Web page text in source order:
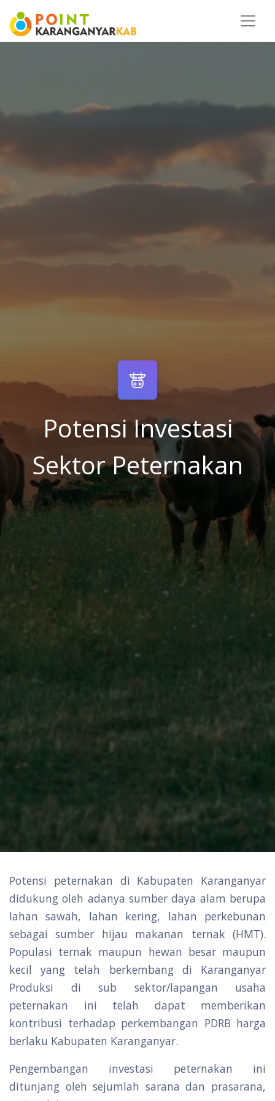
Potensi Investasi
Sektor Peternakan
Potensi peternakan di Kabupaten Karanganyar
didukung oleh adanya sumber daya alam berupa
lahan sawah, lahan kering, lahan perkebunan
sebagai sumber hijau makanan ternak (HMT).
Populasi ternak maupun hewan besar maupun
kecil yang telah berkembang di Karanganyar
Produksi di sub sektor/lapangan usaha
peternakan ini telah dapat memberikan
kontribusi terhadap perkembangan PDRB harga
berlaku Kabupaten Karanganyar.
Pengembangan investasi peternakan ini
ditunjang oleh sejumlah sarana dan prasarana,